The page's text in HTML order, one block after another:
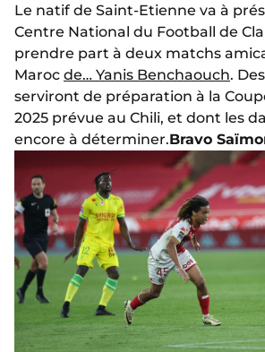
Le natif de Saint-Etienne va à
Centre National du Football de
prendre part à deux matchs
Maroc de… Yanis Benchaouch.
serviront de préparation à la
2025 prévue au Chili, et dont les
encore à déterminer.Bravo